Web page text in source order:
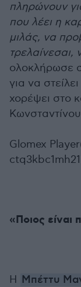
πληρώνουν
που λέει η
μιλάς, να
τρελαίνεσαι,
ολοκλήρωσε
για να
χορέψει στο
Glomex
«Ποιος είναι
Η Μπέττυ